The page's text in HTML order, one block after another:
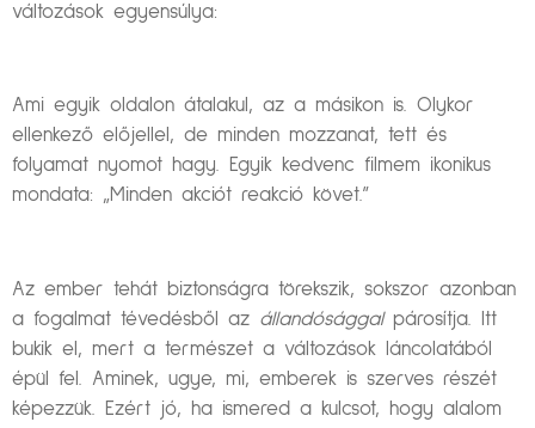
változások egyensúlya:
Ami egyik oldalon átalakul, az a másikon is. Olykor
ellenkező előjellel, de minden mozzanat, tett és
folyamat nyomot hagy. Egyik kedvenc filmem ikonikus
mondata: „Minden akciót reakció követ.”
Az ember tehát biztonságra törekszik, sokszor azonban
a fogalmat tévedésből az állandósággalpárosítja. Itt
bukik el, mert a természet a változások láncolatából
épül fel. Aminek, ugye, mi, emberek is szerves részét
képezzük. Ezért jó, ha ismered a kulcsot, hogy alalom